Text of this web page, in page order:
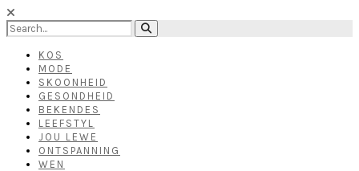
KOS
MODE
SKOONHEID
GESONDHEID
BEKENDES
LEEFSTYL
JOU LEWE
ONTSPANNING
WEN